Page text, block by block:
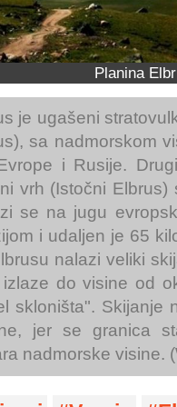
Planina
je ugašeni
sa nadmorskom
i Rusije.
vrh (Istočni
se na jugu
i udaljen je 65
nalazi veliki
izlaze do visine od
skloništa". Skijanje
jer se granica
nadmorske visine.